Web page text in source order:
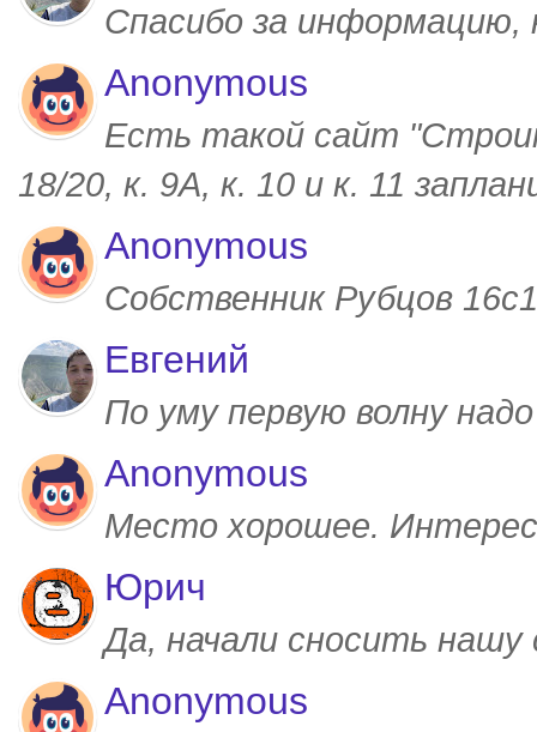
Спасибо за
Anonymous
Есть такой сайт
18/20, к. 9А, к. 10 и к. 11
Anonymous
Собственник Рубцов
Евгений
По уму первую волну
Anonymous
Место хорошее.
Юрич
Да, начали сносить
Anonymous